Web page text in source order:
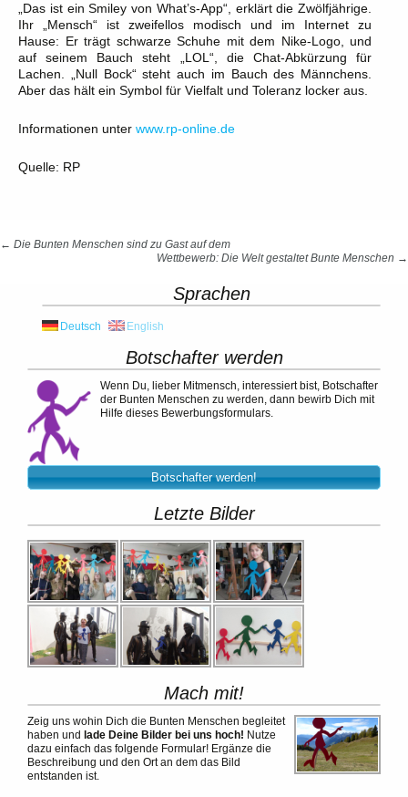
„Das ist ein Smiley von What’s-App“, erklärt die Zwölfjährige.
Ihr „Mensch“ ist zweifellos modisch und im Internet zu
Hause: Er trägt schwarze Schuhe mit dem Nike-Logo, und
auf seinem Bauch steht „LOL“, die Chat-Abkürzung für
Lachen. „Null Bock“ steht auch im Bauch des Männchens.
Aber das hält ein Symbol für Vielfalt und Toleranz locker aus.
Informationen unter www.rp-online.de
Quelle: RP
Beitragsnavigation
← Die Bunten Menschen sind zu Gast auf dem
Wettbewerb: Die Welt gestaltet Bunte Menschen →
Sprachen
Deutsch English
Botschafter werden
Wenn Du, lieber Mitmensch, interessiert bist, Botschafter
der Bunten Menschen zu werden, dann bewirb Dich mit
Hilfe dieses Bewerbungsformulars.
Botschafter werden!
Letzte Bilder
Mach mit!
Zeig uns wohin Dich die Bunten Menschen begleitet
haben und lade Deine Bilder bei uns hoch! Nutze
dazu einfach das folgende Formular! Ergänze die
Beschreibung und den Ort an dem das Bild
entstanden ist.